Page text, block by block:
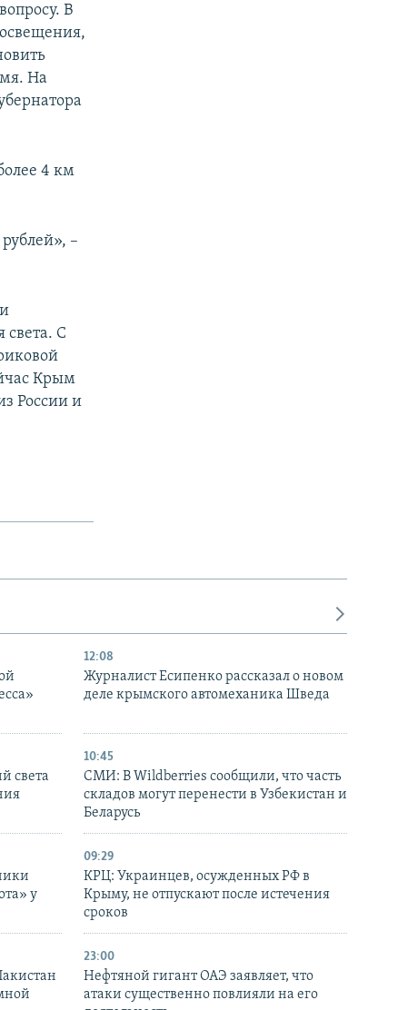
В
На
4 км
–
света. С
Крым
России и
12:08
Журналист Есипенко рассказал о новом
деле крымского автомеханика Шведа
света
10:45
СМИ: В Wildberries сообщили, что часть
складов могут перенести в Узбекистан и
Беларусь
у
09:29
КРЦ: Украинцев, осужденных РФ в
Крыму, не отпускают после истечения
сроков
23:00
Нефтяной гигант ОАЭ заявляет, что
атаки существенно повлияли на его